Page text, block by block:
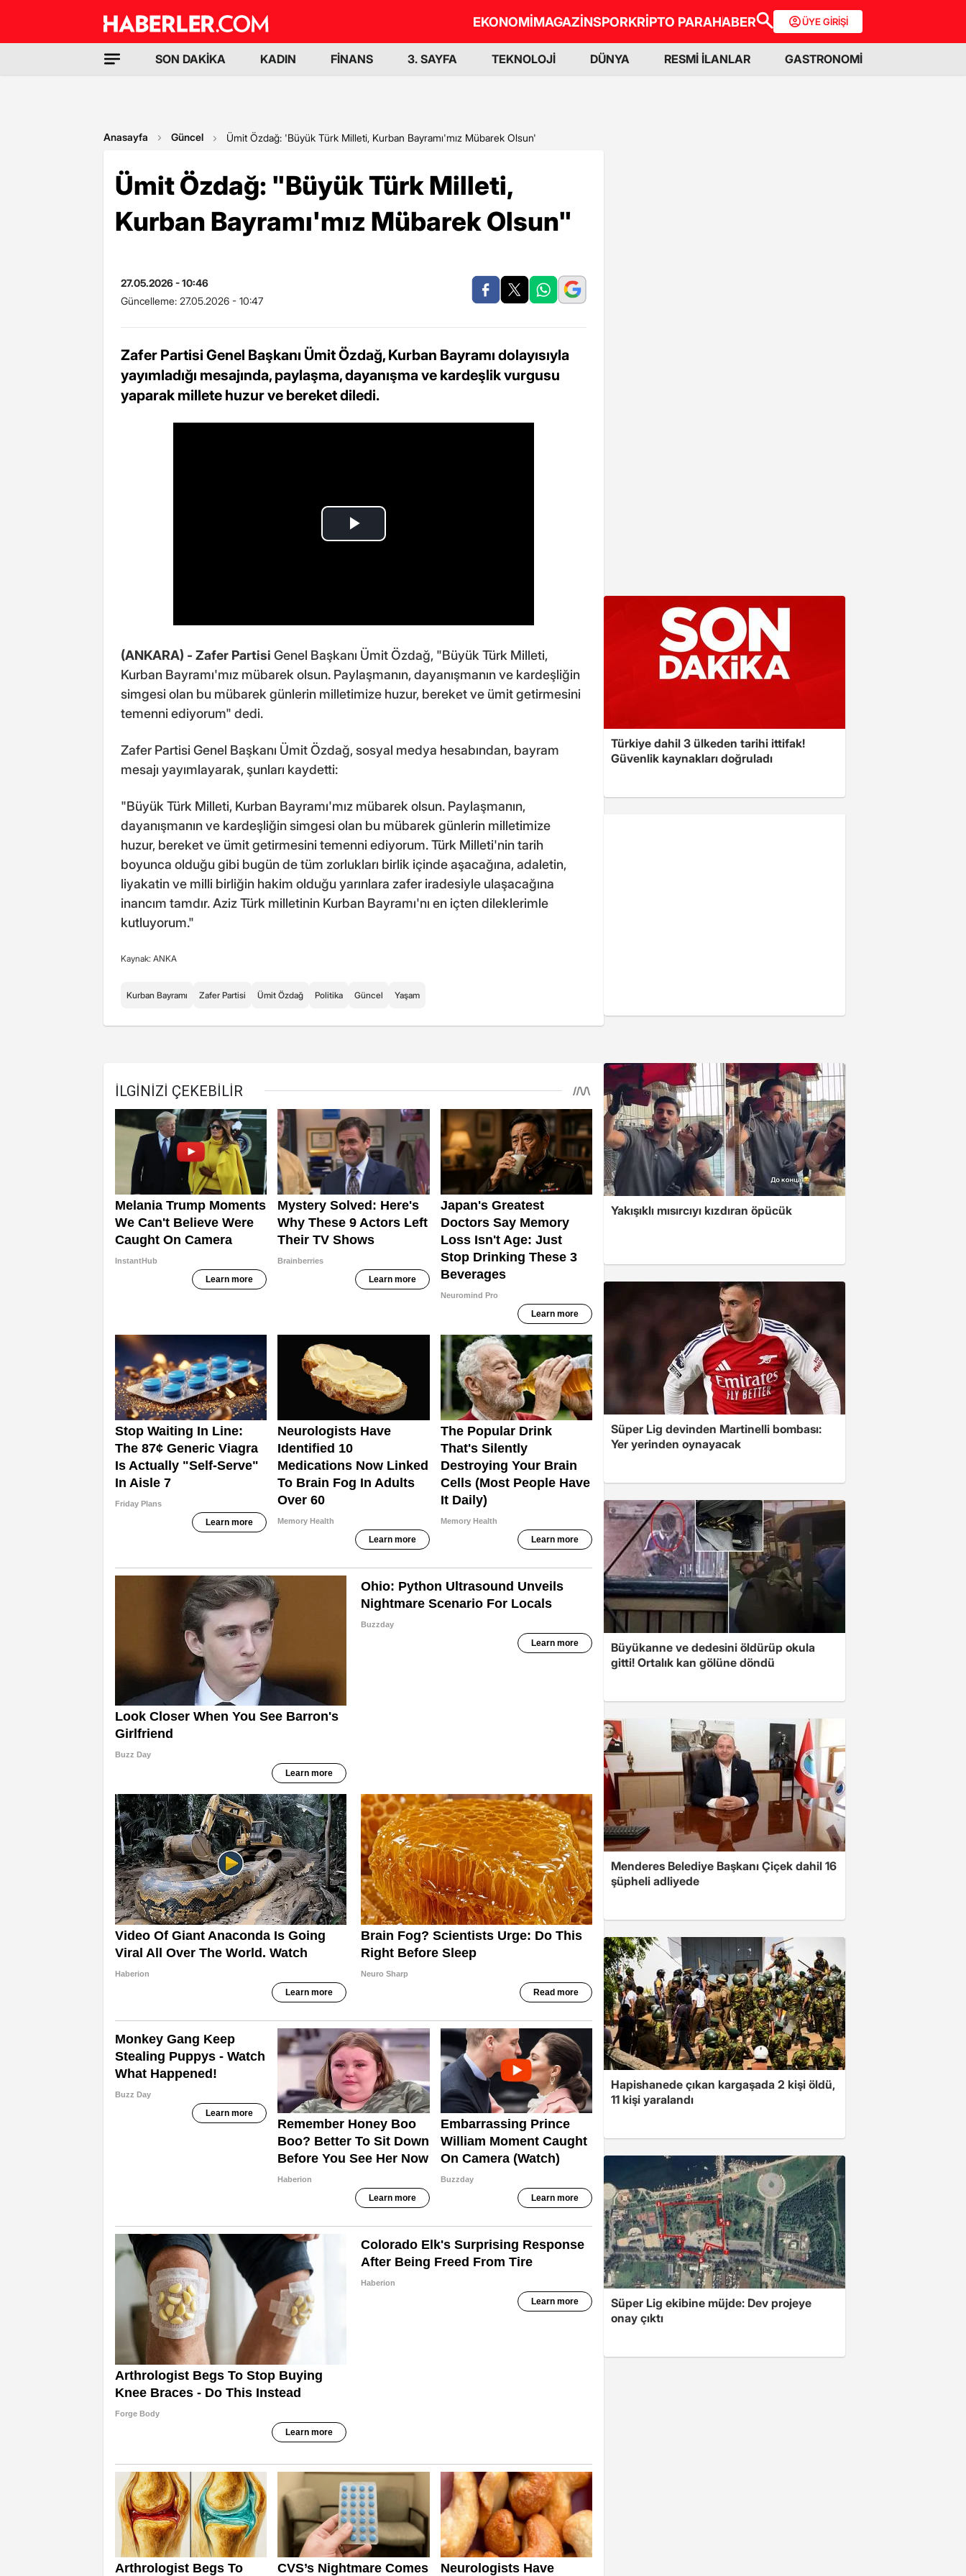
EKONOMİMAGAZİNSPORKRİPTO PARAHABER ÜYE GİRİŞİ
SON DAKİKA KADIN FİNANS 3. SAYFA TEKNOLOJİ DÜNYA RESMİ İLANLAR GASTRONOMİ
Anasayfa Güncel Ümit Özdağ: 'Büyük Türk Milleti, Kurban Bayramı'mız Mübarek Olsun'
Ümit Özdağ: "Büyük Türk Milleti,
Kurban Bayramı'mız Mübarek Olsun"
27.05.2026 - 10:46
Güncelleme: 27.05.2026 - 10:47
Zafer Partisi Genel Başkanı Ümit Özdağ, Kurban Bayramı dolayısıyla
yayımladığı mesajında, paylaşma, dayanışma ve kardeşlik vurgusu
yaparak millete huzur ve bereket diledi.
(ANKARA) - Zafer Partisi Genel Başkanı Ümit Özdağ, "Büyük Türk Milleti,
Kurban Bayramı'mız mübarek olsun. Paylaşmanın, dayanışmanın ve kardeşliğin
simgesi olan bu mübarek günlerin milletimize huzur, bereket ve ümit getirmesini
temenni ediyorum" dedi.
Zafer Partisi Genel Başkanı Ümit Özdağ, sosyal medya hesabından, bayram
mesajı yayımlayarak, şunları kaydetti:
"Büyük Türk Milleti, Kurban Bayramı'mız mübarek olsun. Paylaşmanın,
dayanışmanın ve kardeşliğin simgesi olan bu mübarek günlerin milletimize
huzur, bereket ve ümit getirmesini temenni ediyorum. Türk Milleti'nin tarih
boyunca olduğu gibi bugün de tüm zorlukları birlik içinde aşacağına, adaletin,
liyakatin ve milli birliğin hakim olduğu yarınlara zafer iradesiyle ulaşacağına
inancım tamdır. Aziz Türk milletinin Kurban Bayramı'nı en içten dileklerimle
kutluyorum."
Kaynak: ANKA
Kurban Bayramı Zafer Partisi Ümit Özdağ Politika Güncel Yaşam
Türkiye dahil 3 ülkeden tarihi ittifak!
Güvenlik kaynakları doğruladı
Yakışıklı mısırcıyı kızdıran öpücük
Süper Lig devinden Martinelli bombası:
Yer yerinden oynayacak
Büyükanne ve dedesini öldürüp okula
gitti! Ortalık kan gölüne döndü
Menderes Belediye Başkanı Çiçek dahil 16
şüpheli adliyede
Hapishanede çıkan kargaşada 2 kişi öldü,
11 kişi yaralandı
Süper Lig ekibine müjde: Dev projeye
onay çıktı